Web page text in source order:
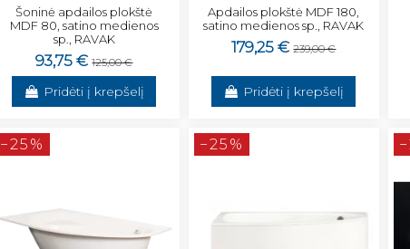
Šoninė apdailos plokštė
MDF 80, satino medienos
sp., RAVAK
93,75 € 125,00 €
Pridėti į krepšelį
Apdailos plokštė MDF 180,
satino medienos sp., RAVAK
179,25 € 239,00 €
Pridėti į krepšelį
−25% −25%